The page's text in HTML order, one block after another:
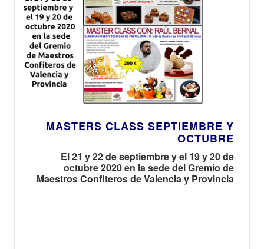
MASTERS CLASS SEPTIEMBRE Y
OCTUBRE
El 21 y 22 de septiembre y el 19 y 20 de
octubre 2020 en la sede del Gremio de
Maestros Confiteros de Valencia y Provincia